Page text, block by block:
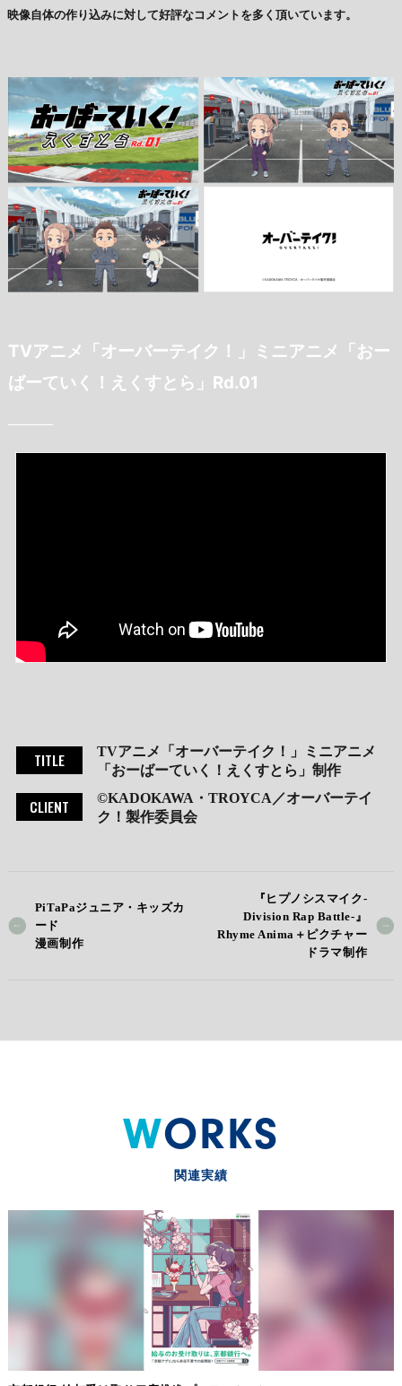
映像自体の作り込みに対して好評なコメントを多く頂いています。
TVアニメ「オーバーテイク！」ミニアニメ「おー
ばーていく！えくすとら」Rd.01
TITLE
TVアニメ「オーバーテイク！」ミニアニメ
「おーばーていく！えくすとら」制作
CLIENT
©KADOKAWA・TROYCA／オーバーテイ
ク！製作委員会
PiTaPaジュニア・キッズカ
ード
漫画制作
『ヒプノシスマイク-
Division Rap Battle-』
Rhyme Anima＋ピクチャー
ドラマ制作
WORKS
関連実績